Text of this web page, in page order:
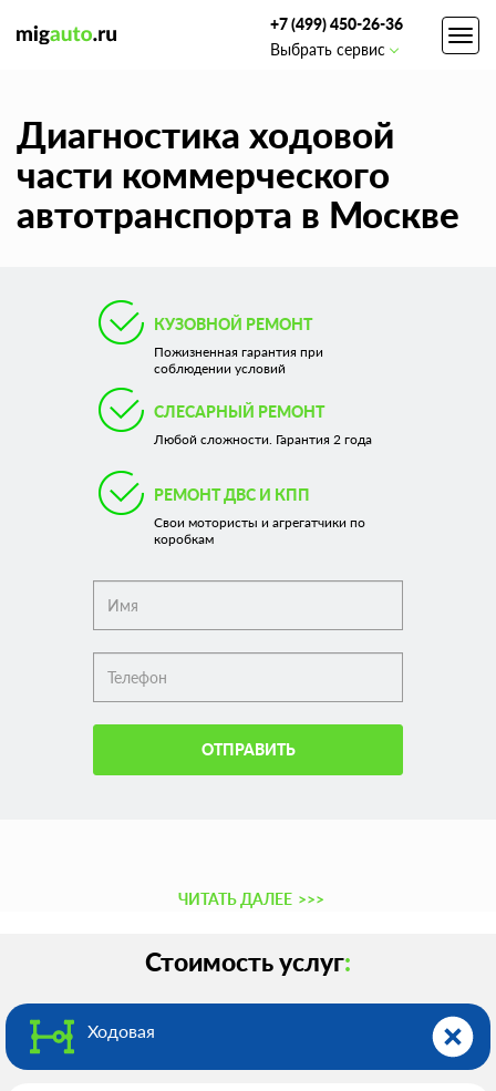
+7 (499) 450-26-36
Выбрать сервис
Диагностика ходовой
части коммерческого
автотранспорта в Москве
КУЗОВНОЙ РЕМОНТ
Пожизненная гарантия при
соблюдении условий
СЛЕСАРНЫЙ РЕМОНТ
Любой сложности. Гарантия 2 года
РЕМОНТ ДВС И КПП
Свои мотористы и агрегатчики по
коробкам
ОТПРАВИТЬ
ЧИТАТЬ ДАЛЕЕ >>>
Стоимость услуг:
Ходовая